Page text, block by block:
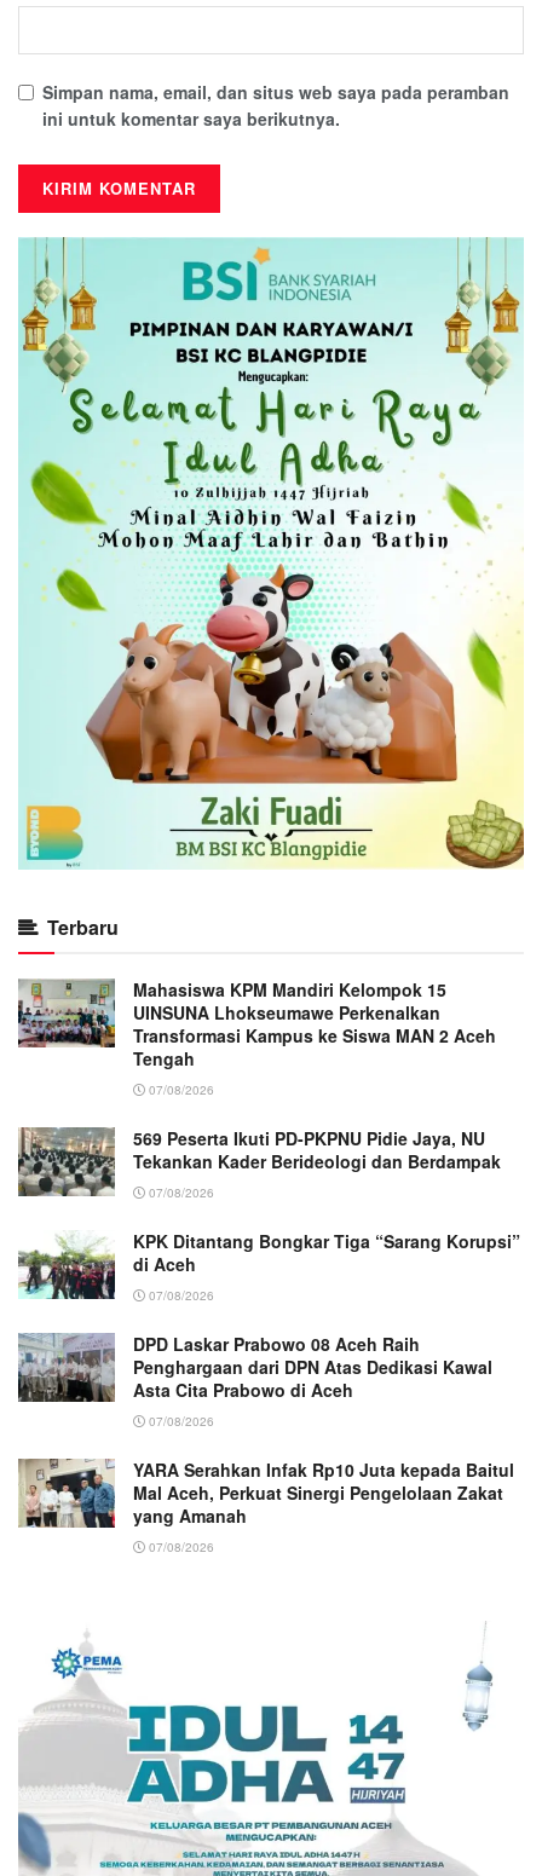
Simpan nama, email, dan situs web saya pada peramban
ini untuk komentar saya berikutnya.
Terbaru
Mahasiswa KPM Mandiri Kelompok 15
UINSUNA Lhokseumawe Perkenalkan
Transformasi Kampus ke Siswa MAN 2 Aceh
Tengah
07/08/2026
569 Peserta Ikuti PD-PKPNU Pidie Jaya, NU
Tekankan Kader Berideologi dan Berdampak
07/08/2026
KPK Ditantang Bongkar Tiga “Sarang Korupsi”
di Aceh
07/08/2026
DPD Laskar Prabowo 08 Aceh Raih
Penghargaan dari DPN Atas Dedikasi Kawal
Asta Cita Prabowo di Aceh
07/08/2026
YARA Serahkan Infak Rp10 Juta kepada Baitul
Mal Aceh, Perkuat Sinergi Pengelolaan Zakat
yang Amanah ‎
07/08/2026